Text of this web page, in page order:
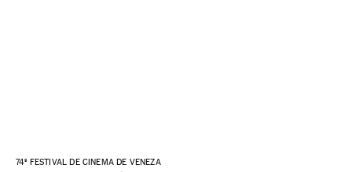
74º FESTIVAL DE CINEMA DE VENEZA